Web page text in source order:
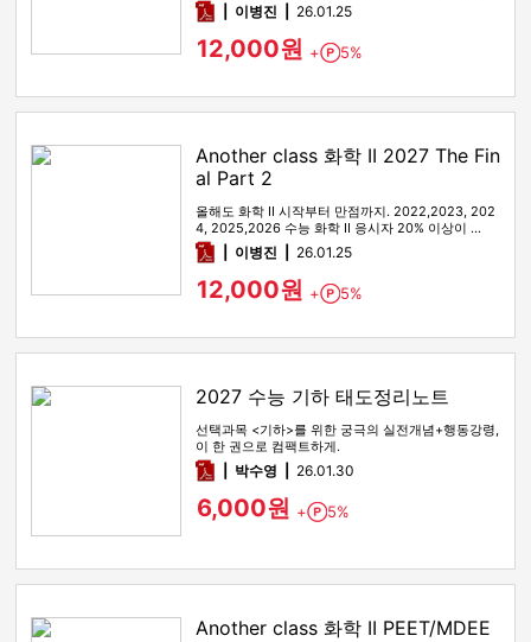
pdf이병진 26.01.25
12,000원 + Point
5%
Another class 화학 II 2027 The Fin
al Part 2
올해도 화학 II 시작부터 만점까지. 2022,2023, 202
4, 2025,2026 수능 화학 II 응시자 20% 이상이 …
pdf이병진 26.01.25
12,000원 + Point
5%
2027 수능 기하 태도정리노트
선택과목 <기하>를 위한 궁극의 실전개념+행동강령,
이 한 권으로 컴팩트하게.
pdf박수영 26.01.30
6,000원 + Point
5%
Another class 화학 II PEET/MDEE